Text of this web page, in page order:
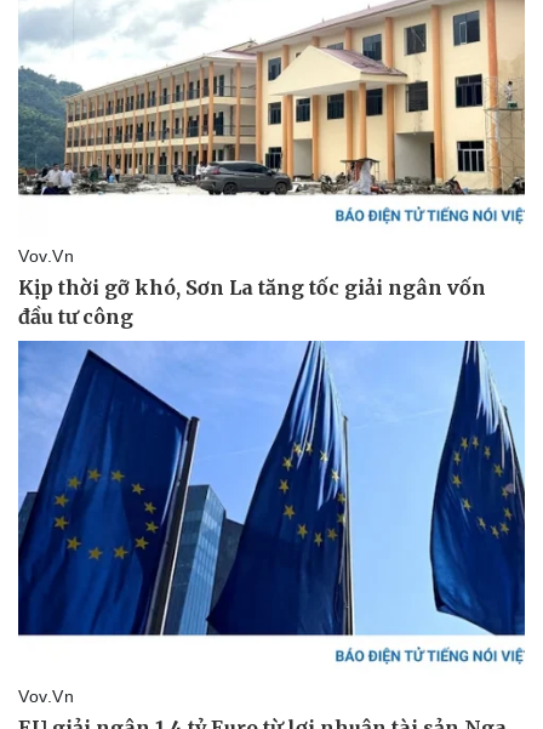
Pháp luật
Vụ án
Tin nóng
Tư vấn luật
Quân sự - Quốc phòng
Vũ khí
Việt Nam
Phân tích